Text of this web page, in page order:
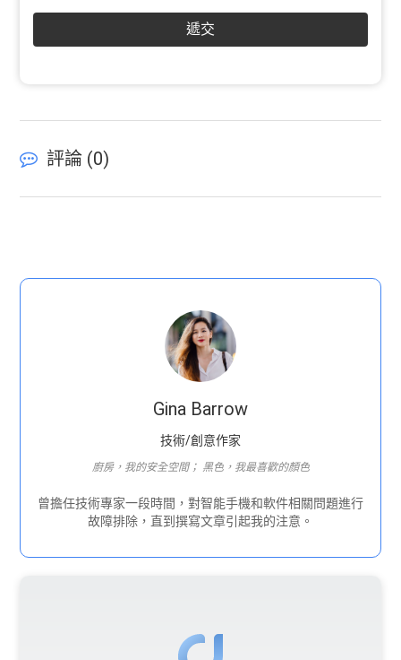
遞交
評論 (0)
Gina Barrow
技術/創意作家
廚房，我的安全空間； 黑色，我最喜歡的顏色
曾擔任技術專家一段時間，對智能手機和軟件相關問題進行
故障排除，直到撰寫文章引起我的注意。